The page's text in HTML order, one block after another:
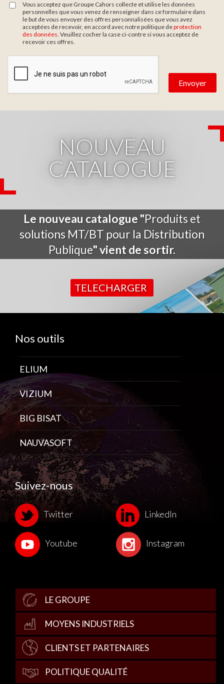
Vous acceptez que Groupe Cahors collecte et utilise les données
personnelles que vous venez de renseigner dans ce formulaire dans
le but de vous envoyer des offres personnalisées que vous avez
acceptées de recevoir, en accord avec notre politique deprotection
des données. Veuillez cocher la case ci-contre si vous acceptez de
recevoir ces offres.
NOUVEAU
CATALOGUE
Le nouveau catalogue "Produits et
solutions MT/BT pour la Distribution
Publique" vient de sortir.
TELECHARGER
Nos outils
ELIUM
VIZIUM
BIG BISAT
NAUVASOFT
Suivez-nous
Twitter LinkedIn
Youtube Instagram
LE GROUPE
MOYENS INDUSTRIELS
CLIENTS ET PARTENAIRES
POLITIQUE QUALITÉ